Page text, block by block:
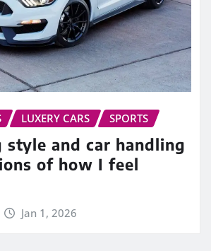
LUXERY CARS SPORTS
and car handling
of how I feel
Jan 1, 2026